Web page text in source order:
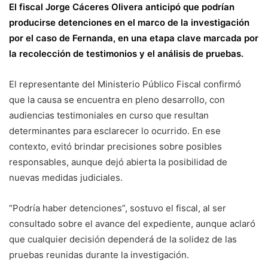
El fiscal Jorge Cáceres Olivera anticipó que podrían
producirse detenciones en el marco de la investigación
por el caso de Fernanda, en una etapa clave marcada por
la recolección de testimonios y el análisis de pruebas.
El representante del Ministerio Público Fiscal confirmó
que la causa se encuentra en pleno desarrollo, con
audiencias testimoniales en curso que resultan
determinantes para esclarecer lo ocurrido. En ese
contexto, evitó brindar precisiones sobre posibles
responsables, aunque dejó abierta la posibilidad de
nuevas medidas judiciales.
“Podría haber detenciones”, sostuvo el fiscal, al ser
consultado sobre el avance del expediente, aunque aclaró
que cualquier decisión dependerá de la solidez de las
pruebas reunidas durante la investigación.